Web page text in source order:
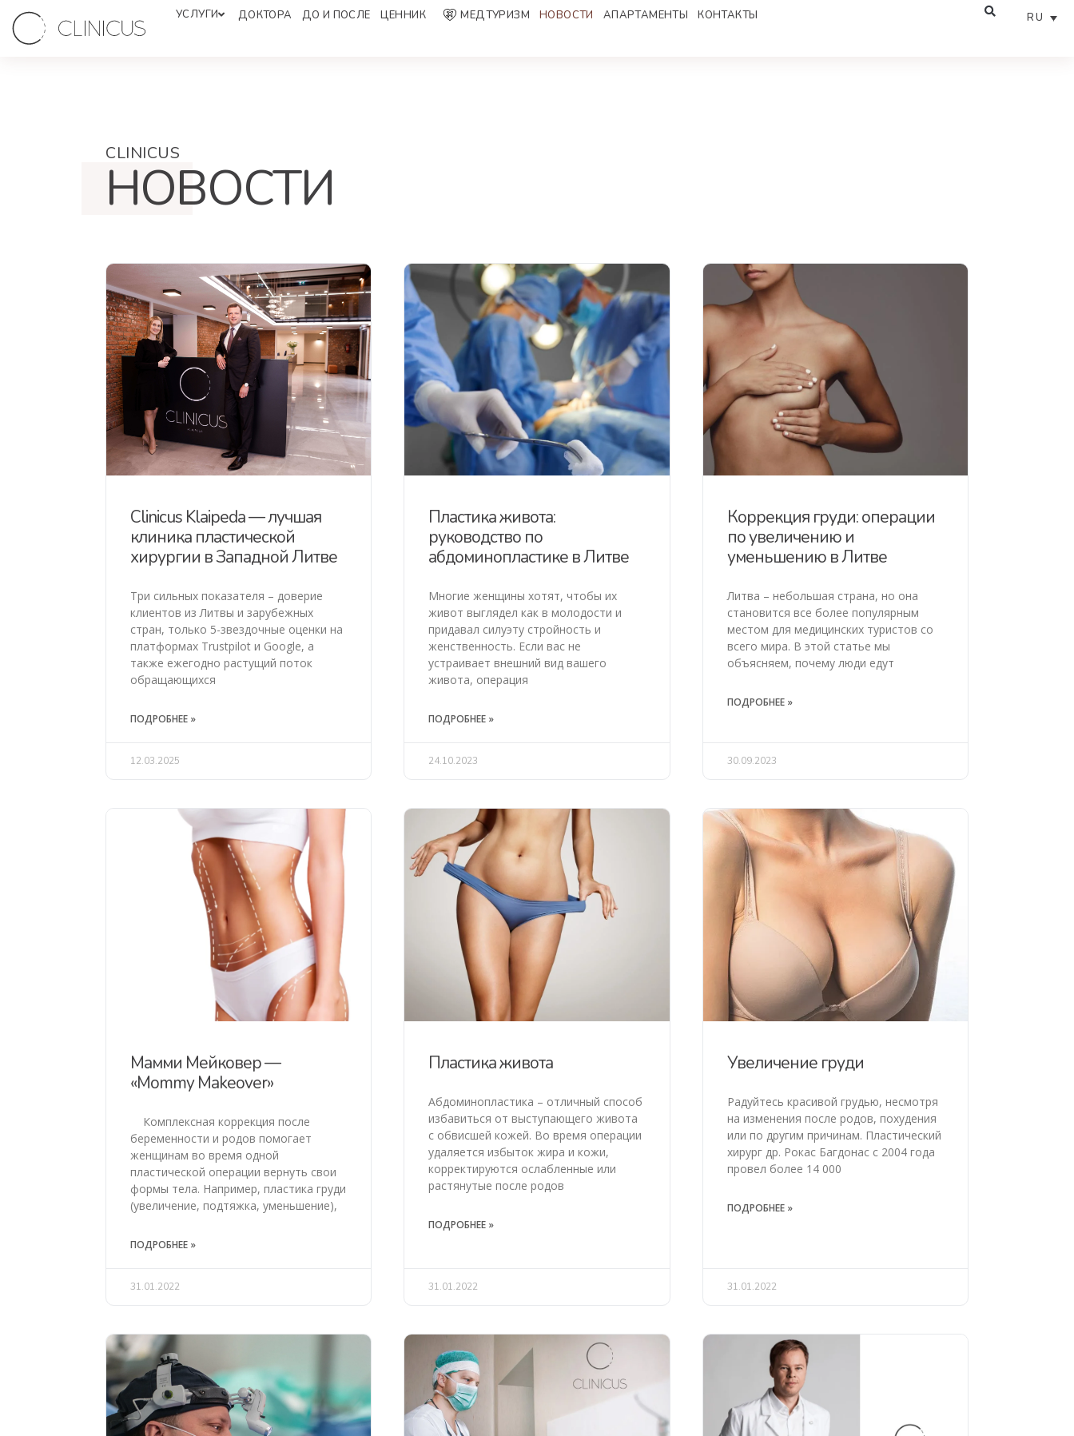
УСЛУГИ ДОКТОРА ДО И ПОСЛЕ ЦЕННИК МЕДТУРИЗМ НОВОСТИ AПАРТАМЕНТЫ КОНТАКТЫ RU
CLINICUS
НОВОСТИ
Clinicus Klaipeda — лучшая
клиника пластической
хирургии в Западной Литве
Три сильных показателя – доверие
клиентов из Литвы и зарубежных
стран, только 5-звездочные оценки на
платформах Trustpilot и Google, а
также ежегодно растущий поток
обращающихся
ПОДРОБНЕЕ »
12.03.2025
Пластика живота:
руководство по
абдоминопластике в Литве
Многие женщины хотят, чтобы их
живот выглядел как в молодости и
придавал силуэту стройность и
женственность. Если вас не
устраивает внешний вид вашего
живота, операция
ПОДРОБНЕЕ »
24.10.2023
Коррекция груди: операции
по увеличению и
уменьшению в Литве
Литва – небольшая страна, но она
становится все более популярным
местом для медицинских туристов со
всего мира. В этой статье мы
объясняем, почему люди едут
ПОДРОБНЕЕ »
30.09.2023
Мамми Мейковер —
«Mommy Makeover»
Комплексная коррекция после
беременности и родов помогает
женщинам во время одной
пластической операции вернуть свои
формы тела. Например, пластика груди
(увеличение, подтяжка, уменьшение),
ПОДРОБНЕЕ »
31.01.2022
Пластика живота
Абдоминопластика – отличный способ
избавиться от выступающего живота
с обвисшей кожей. Во время операции
удаляется избыток жира и кожи,
корректируются ослабленные или
растянутые после родов
ПОДРОБНЕЕ »
31.01.2022
Увеличение груди
Радуйтесь красивой грудью, несмотря
на изменения после родов, похудения
или по другим причинам. Пластический
хирург др. Рокас Багдонас с 2004 года
провел более 14 000
ПОДРОБНЕЕ »
31.01.2022